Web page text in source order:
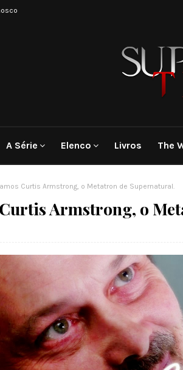
A Série Elenco Livros The
Curtis Armstrong, o Metatron de Supernatural.
Armstrong, o